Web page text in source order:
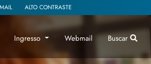
Ingresso Webmail Buscar
ALTO CONTRASTE